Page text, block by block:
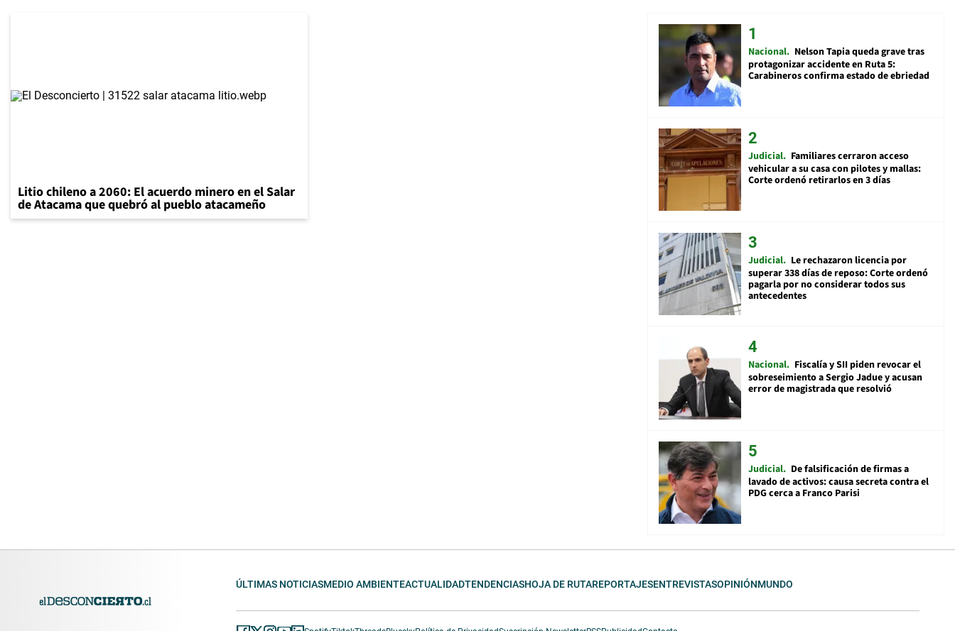
Litio chileno a 2060: El acuerdo minero en el Salar
de Atacama que quebró al pueblo atacameño
Nacional Nelson Tapia queda grave tras
protagonizar accidente en Ruta 5:
Carabineros confirma estado de ebriedad
Judicial Familiares cerraron acceso
vehicular a su casa con pilotes y mallas:
Corte ordenó retirarlos en 3 días
Judicial Le rechazaron licencia por
superar 338 días de reposo: Corte ordenó
pagarla por no considerar todos sus
antecedentes
Nacional Fiscalía y SII piden revocar el
sobreseimiento a Sergio Jadue y acusan
error de magistrada que resolvió
Judicial De falsificación de firmas a
lavado de activos: causa secreta contra el
PDG cerca a Franco Parisi
ÚLTIMAS NOTICIASMEDIO AMBIENTEACTUALIDADTENDENCIASHOJA DE RUTAREPORTAJESENTREVISTASOPINIÓNMUNDO